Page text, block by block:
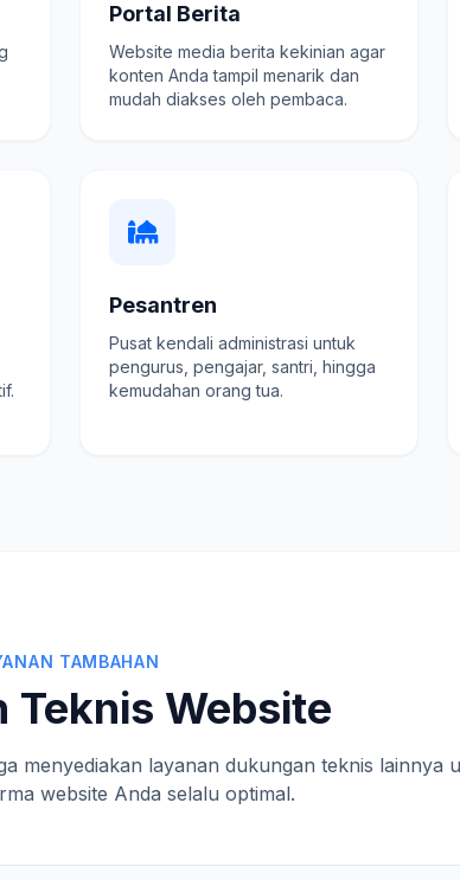
Portal Berita
Website media berita kekinian agar
konten Anda tampil menarik dan
mudah diakses oleh pembaca.
Pesantren
Pusat kendali administrasi untuk
pengurus, pengajar, santri, hingga
kemudahan orang tua.
TAMBAHAN
Teknis Website
menyediakan layanan dukungan teknis lainnya
website Anda selalu optimal.